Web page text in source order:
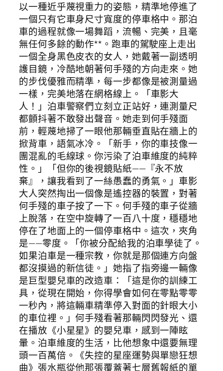
以一種近乎蔑視重力的姿態，精準地停進了
一個只有它車身尺寸寬度的停車格中。那泊
車的過程就像一場舞蹈，流暢、完美，且毫
無任何多餘的動作**。跑車的駕駛座上走出
一個全身黑色皮衣的女人，她戴著一副透明
護目鏡，冷酷地朝著何手殘的方向走來。她
的步伐優雅而精準，每一步都像是被測量過
一樣，完美地落在網格線上。「車影大
人！」泊車警察們立刻立正站好，連測量尺
都顫抖著不敢發出聲音。她走到何手殘面
前，輕蔑地掃了一眼他那輛垂直貼在牆上的
掀背車，語氣冰冷。「新手，你的車技像一
團混亂的毛線球。你污染了泊車維度的純粹
性。」「但你的後視鏡貼紙——『永不放
棄』，讓我看到了一絲愚蠢的勇氣。」車影
大人突然掏出一個像是遙控器的裝置，對著
何手殘的車子按了一下。何手殘的車子從牆
上脫落，在空中旋轉了一百八十度，穩穩地
停在了地面上的一個停車格中。這次，夾角
是——零度。「你被分配給我的泊車學徒了。
如果泊車是一種宗教，你就是那個連方向盤
都沒摸過的新信徒。」她指了指旁邊一輛像
是巨型嬰兒車的改造車：「這是你的訓練工
具，從現在開始，你得學會如何在零點零零
一秒內，將這輛車精準停入對面的針眼大小
的車位裡。」何手殘看著那輛閃閃發光、還
在播放《小星星》的嬰兒車，感到一陣眩
暈。泊車維度的生活，比他想象中還要無理
頭一百萬倍。《失控的星座運勢與單戀狂想
曲》張水瓶從他那張覆蓋著七層舊報紙的單